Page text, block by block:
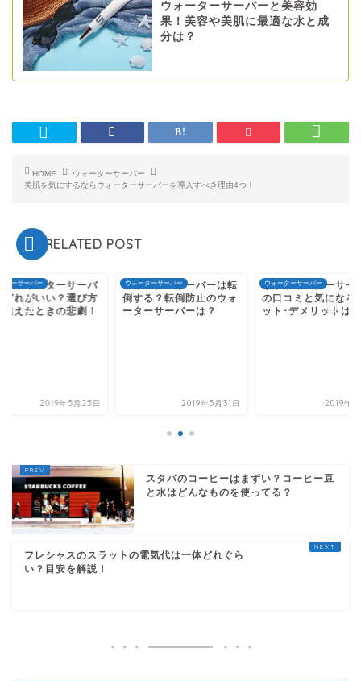
ウォーターサーバーと美容効
果！美容や美肌に最適な水と成
分は？
HOME
ウォーターサーバー
美肌を気にするならウォーターサーバーを導入すべき理由4つ！
RELATED POST
ターサーバー
のウォーターサーバ
どれがいい？選び方
違えたときの悲劇！
2019年5月25日
ウォーターサーバー
ウォーターサーバーは転
倒する？転倒防止のウォ
ーターサーバーは？
2019年5月31日
ウォーターサーバー
楽水ウォーターサー
の口コミと気になる
ット･デメリットは？
2019年7
スタバのコーヒーはまずい？コーヒー豆
と水はどんなものを使ってる？
フレシャスのスラットの電気代は一体どれぐら
い？目安を解説！